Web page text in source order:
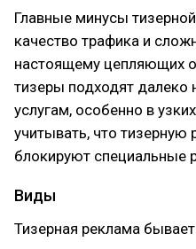
Главные минусы
качество трафика и
настоящему цепляющих
тизеры подходят далеко
услугам, особенно в
учитывать, что тизерную
блокируют специальные
Виды
Тизерная реклама